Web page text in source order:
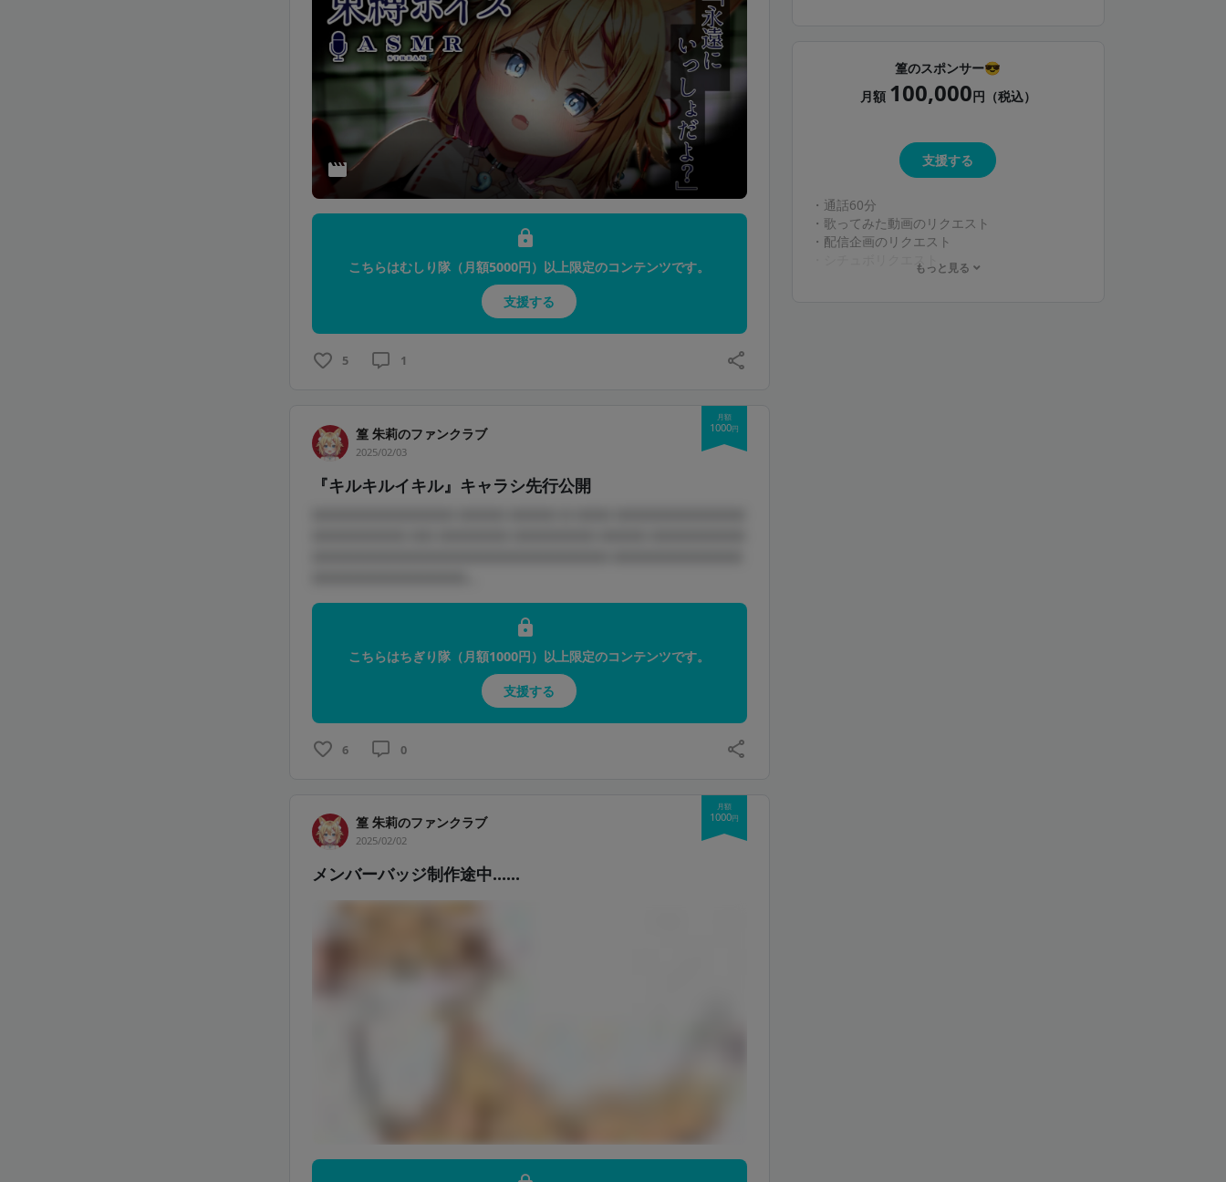
こちらはむしり隊（月額5000円）以上限定のコンテンツです。
支援する
5 1
篁 朱莉のファンクラブ
2025/02/03
月額
1000円
『キルキルイキル』キャラシ先行公開
こちらはちぎり隊（月額1000円）以上限定のコンテンツです。
支援する
6 0
篁 朱莉のファンクラブ
2025/02/02
月額
1000円
メンバーバッジ制作途中……
※通話は専用discordサーバーに招待して行うよ
篁のスポンサー😎
月額 100,000円（税込）
支援する
・通話60分
・歌ってみた動画のリクエスト
・配信企画のリクエスト
もっと見る